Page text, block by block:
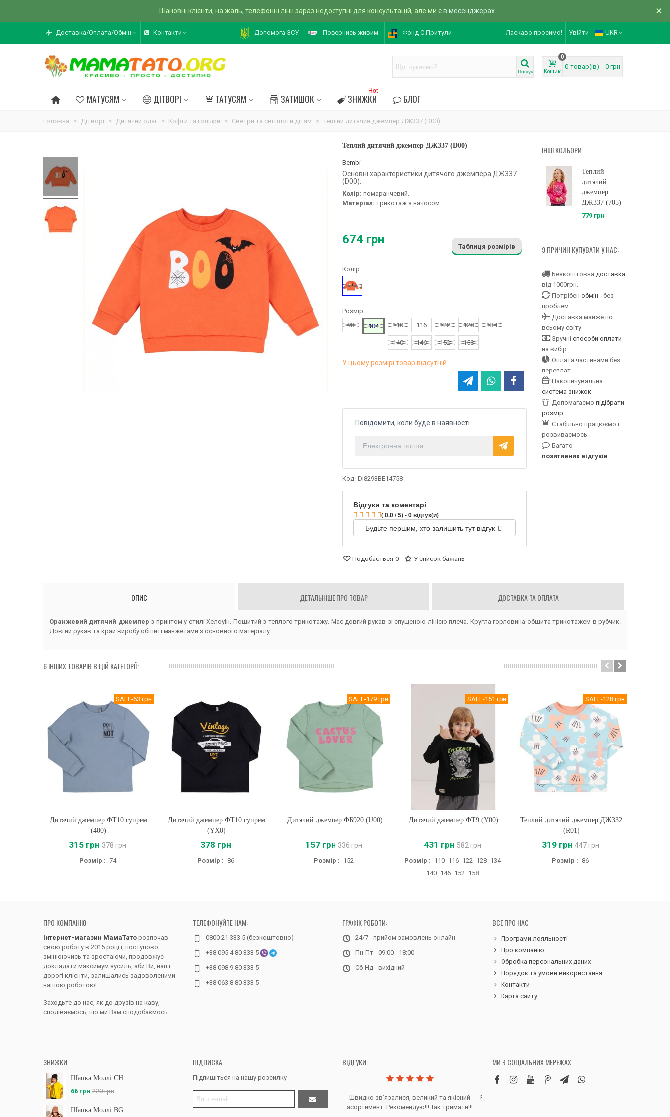
Шановні клієнти, на жаль, телефонні лінії зараз недоступні для консультацій, але ми єв месенджерах ×
Доставка/Оплата/Обмін Контакти Допомога ЗСУ Повернись живим Фонд С.Притули Ласкаво просимо! Увійти UKR
Пошук Кошик
0
0 товар(ів) - 0 грн
МАТУСЯМ ДІТВОРІ ТАТУСЯМ ЗАТИШОК ЗНИЖКИ
Hot
БЛОГ
Головна > Дітворі > Дитячий одяг > Кофти та гольфи > Светри та світшоти дітям > Теплий дитячий джемпер ДЖ337 (D00)
Теплий дитячий джемпер ДЖ337 (D00)
Bembi
Основні характеристики дитячого джемпера ДЖ337
(D00):
Колір: помаранчевий.
Матеріал: трикотаж з начосом.
674 грн
Таблиця розмірів
Колір
Помаранчевий
Розмір
98
104 110 116 122 128 134
140 146 152 158
У цьому розмірі товар відсутній
Повідомити, коли буде в наявності
Код: DI8293BE14758
Відгуки та коментарі
( 0.0 / 5) - 0 відгук(и)
Будьте першим, хто залишить тут відгук
Подобається 0 У список бажань
ІНШІ КОЛЬОРИ
Теплий
дитячий
джемпер
ДЖ337 (705)
779 грн
9 ПРИЧИН КУПУВАТИ У НАС:
Безкоштовна доставка
від 1000грн.
Потрібен обмін - без
проблем
Доставка майже по
всьому світу
Зручні способи оплати
на вибір
Оплата частинами без
переплат
Накопичувальна
система знижок
Допомагаємо підібрати
розмір
Стабільно працюємо і
розвиваємось
Багато
позитивних відгуків
ОПИС ДЕТАЛЬНІШЕ ПРО ТОВАР ДОСТАВКА ТА ОПЛАТА
Оранжевий дитячий джемпер з принтом у стилі Хелоуін. Пошитий з теплого трикотажу. Має довгий рукав зі спущеною лінією плеча. Кругла горловина обшита трикотажем в рубчик.
Довгий рукав та край виробу обшиті манжетами з основного матеріалу.
6 ІНШИХ ТОВАРІВ В ЦІЙ КАТЕГОРІЇ:
SALE-63 грн
Купити
Дитячий джемпер ФТ10 супрем
(400)
315 грн 378 грн
Розмір : 74
Купити
Дитячий джемпер ФТ10 супрем
(YX0)
378 грн
Розмір : 86
SALE-179 грн
Купити
Дитячий джемпер ФБ920 (U00)
157 грн 336 грн
Розмір : 152
SALE-151 грн
Купити
Дитячий джемпер ФТ9 (Y00)
431 грн 582 грн
Розмір : 110 116 122 128 134
140 146 152 158
SALE-128 грн
Купити
Теплий дитячий джемпер ДЖ332
(R01)
319 грн 447 грн
Розмір : 86
ПРО КОМПАНІЮ
Інтернет-магазин МамаТато розпочав
свою роботу в 2015 році і, поступово
змінюючись та зростаючи, продовжує
докладати максимум зусиль, аби Ви, наші
дорогі клієнти, залишались задоволеними
нашою роботою!
Заходьте до нас, як до друзів на каву,
сподіваємось, що ми Вам сподобаємось!
ТЕЛЕФОНУЙТЕ НАМ:
0800 21 333 5 (безкоштовно)
+38 095 4 80 333 5
+38 098 9 80 333 5
+38 063 8 80 333 5
ГРАФІК РОБОТИ:
24/7 - прийом замовлень онлайн
Пн-Пт - 09:00 - 18:00
Сб-Нд - вихідний
ВСЕ ПРО НАС
Програми лояльності
Про компанію
Обробка персональних даних
Порядок та умови використання
Контакти
Карта сайту
ЗНИЖКИ
Шапка Моллі CH
66 грн 220 грн
Шапка Моллі BG
ПІДПИСКА
Підпишіться на нашу розсилку
ВІДГУКИ
Дякую за все, продавець супер.
Швидко звʼязалися, великий та якісний
асортимент. Рекомендую!!! Так тримати!!!
Робила замовлення дитячих вельветових
штанів. Дуже вдячна магазину, доставка
МИ В СОЦІАЛЬНИХ МЕРЕЖАХ